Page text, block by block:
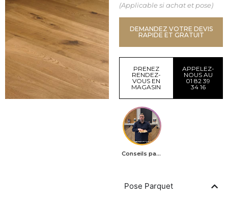
(Applicable si achat et pose)
DEMANDEZ VOTRE DEVIS
RAPIDE ET GRATUIT
PRENEZ
RENDEZ-
VOUS EN
MAGASIN
APPELEZ-
NOUS AU
01 82 39
34 16
Conseils parquets
Pose Parquet